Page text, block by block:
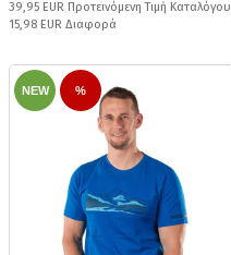
39,95 EUR Προτεινόμενη Τιμή Καταλόγου
15,98 EUR Διαφορά
NEW %